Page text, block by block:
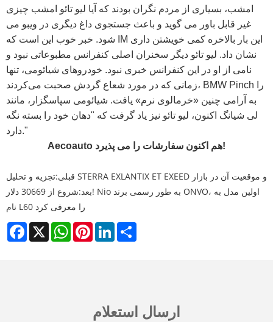
امشب، بسیاری از مردم نگران بودند که آیا لیو تائو امشب چیزی
غیر قابل باور می گوید و باعث جستجوی داغ دیگری در ویبو می
شود. خبر خوب این است که IM این بار بالاخره کمی خویشتن داری
نشان داد. لیو تائو دیگر سخنران اصلی کنفرانس مطبوعاتی نبود و
نامی از او در این کنفرانس خبری نبود. خودروهای شیائومی، تنها
زمانی که در مورد شعاع گردش صحبت می‌کردند، BMW Pinch را
به آرامی چنین «خرمالوی نرم» یافت. شیائومی سپاسگزار، مانند
لی شیانگ اکنون، لیو تائو نیز یاد گرفت که "دهان خود را بسته نگه
دارد."
Aecoauto هم اکنون سفارشات را می پذیرد!
قبلی:
تجزیه و تحلیل STERRA EXLANTIX ET EXEED و موقعیت آن در بازار
بعد:
شروع از 30669 دلار! Nio به طور رسمی برند ONVO، اولین مدل به
نام L60 را معرفی کرد
Facebook
X WhatsAppPinterestLinkedIn
ارسال استعلام